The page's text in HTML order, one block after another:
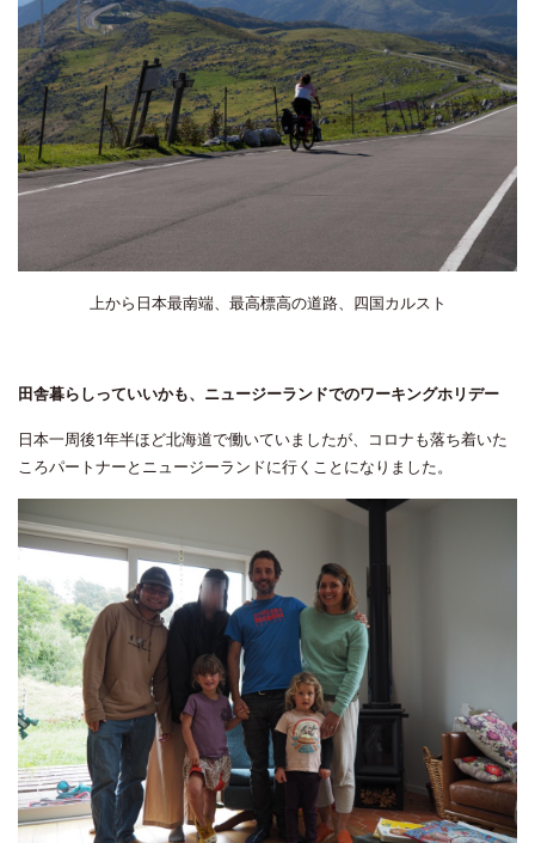
上から日本最南端、最高標高の道路、四国カルスト
田舎暮らしっていいかも、ニュージーランドでのワーキングホリデー
日本一周後1年半ほど北海道で働いていましたが、コロナも落ち着いた
ころパートナーとニュージーランドに行くことになりました。